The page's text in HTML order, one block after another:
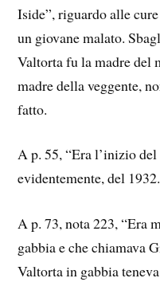
Iside”, riguardo alle
un giovane malato.
Valtorta fu la madre del
madre della veggente,
fatto.
A p. 55, “Era l’inizio
evidentemente, del 1932.
A p. 73, nota 223, “Era
gabbia e che chiamava
Valtorta in gabbia